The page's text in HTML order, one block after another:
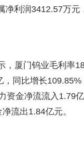
净利润3412.57万元
，厦门钨业毛利率
同比增长
资金净流流入1.79
流出1.84亿元。